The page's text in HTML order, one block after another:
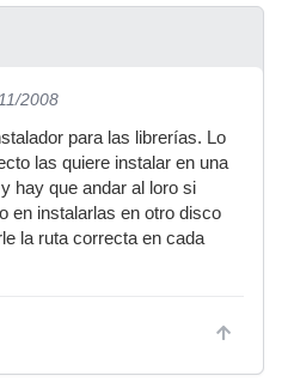
2008
para las librerías. Lo
las quiere instalar en una
hay que andar al loro si
en instalarlas en otro disco
la ruta correcta en cada